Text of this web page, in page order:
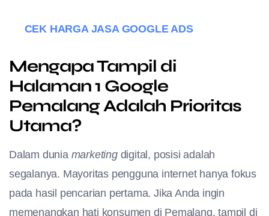
CEK HARGA JASA GOOGLE ADS
Mengapa Tampil di
Halaman 1 Google
Pemalang Adalah Prioritas
Utama?
Dalam dunia marketingdigital, posisi adalah
segalanya. Mayoritas pengguna internet hanya fokus
pada hasil pencarian pertama. Jika Anda ingin
memenangkan hati konsumen di Pemalang, tampil di